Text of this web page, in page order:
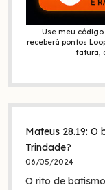
Use meu código
receberá pontos
fatura,
Mateus 28.19:
Trindade?
06/05/2024
O rito de